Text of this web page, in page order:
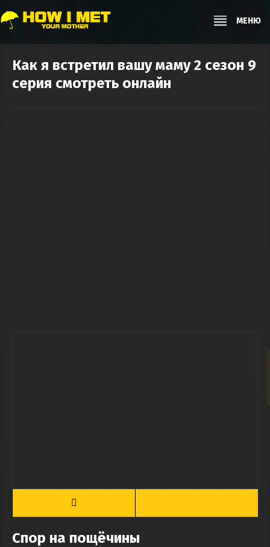
МЕНЮ
Как я встретил вашу маму 2 сезон 9
серия смотреть онлайн
Спор на пощёчины